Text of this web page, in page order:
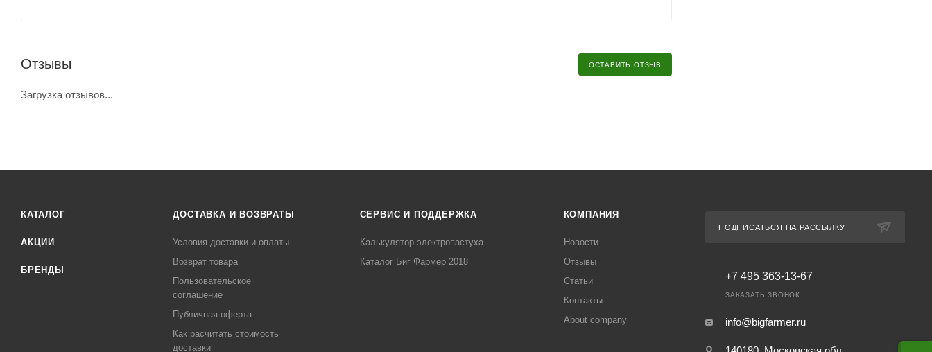
Отзывы ОСТАВИТЬ ОТЗЫВ
Загрузка отзывов...
КАТАЛОГ
АКЦИИ
БРЕНДЫ
ДОСТАВКА И ВОЗВРАТЫ
Условия доставки и оплаты
Возврат товара
Пользовательское
соглашение
Публичная оферта
Как расчитать стоимость
доставки
СЕРВИС И ПОДДЕРЖКА
Калькулятор электропастуха
Каталог Биг Фармер 2018
КОМПАНИЯ
Новости
Отзывы
Статьи
Контакты
About company
ПОДПИСАТЬСЯ НА РАССЫЛКУ
+7 495 363-13-67
ЗАКАЗАТЬ ЗВОНОК
info@bigfarmer.ru